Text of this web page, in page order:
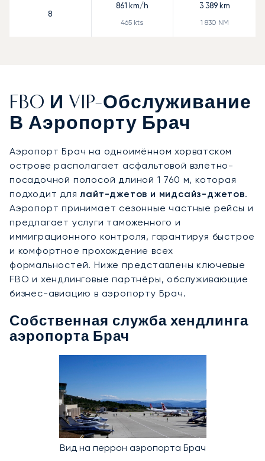
8
861 km/h
465 kts
3 389km
1 830 NM
FBO И VIP-Обслуживание
В Аэропорту Брач
Аэропорт Брач на одноимённом хорватском
острове располагает асфальтовой взлётно-
посадочной полосой длиной 1 760 м, которая
подходит длялайт-джетов и мидсайз-джетов.
Аэропорт принимает сезонные частные рейсы и
предлагает услуги таможенного и
иммиграционного контроля, гарантируя быстрое
и комфортное прохождение всех
формальностей. Ниже представлены ключевые
FBO и хендлинговые партнёры, обслуживающие
бизнес-авиацию в аэропорту Брач.
Собственная служба хендлинга
аэропорта Брач
Вид на перрон аэропорта Брач